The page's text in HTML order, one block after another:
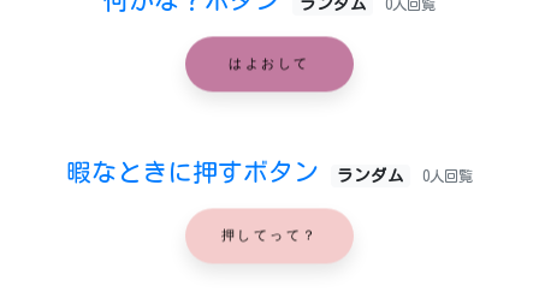
0人回覧
はよおして
暇なときに押すボタン ランダム 0人回覧
押してって？